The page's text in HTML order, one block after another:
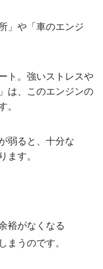
」や「車のエンジ
ト。強いストレスや
は、このエンジンの
弱ると、十分な
ます。
裕がなくなる
うのです。